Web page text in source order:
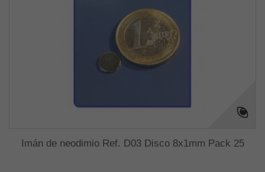
Imán de neodimio Ref. D03 Disco 8x1mm Pack 25